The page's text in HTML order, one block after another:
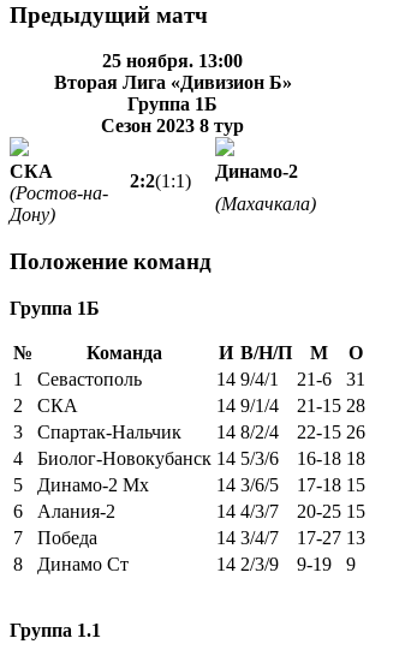
Предыдущий матч
25 ноября. 13:00
Вторая Лига «Дивизион Б»
Группа 1Б
Сезон 2023 8 тур
2:2(1:1)
СКА
Динамо-2
(Ростов-на-
Дону)
(Махачкала)
Положение команд
Группа 1Б
№ Команда И В/Н/П М
О
1
Севастополь 14 9/4/1 21-6
31
2
СКА 14 9/1/4 21-15 28
3
Спартак-Нальчик 14 8/2/4 22-15 26
4
Биолог-Новокубанск 14 5/3/6 16-18 18
5
Динамо-2 Мх 14 3/6/5 17-18 15
6
Алания-2 14 4/3/7 20-25 15
7
Победа 14 3/4/7 17-27 13
8
Динамо Ст 14 2/3/9 9-19 9
Группа 1.1